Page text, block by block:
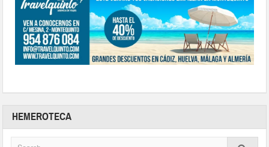
HEMEROTECA